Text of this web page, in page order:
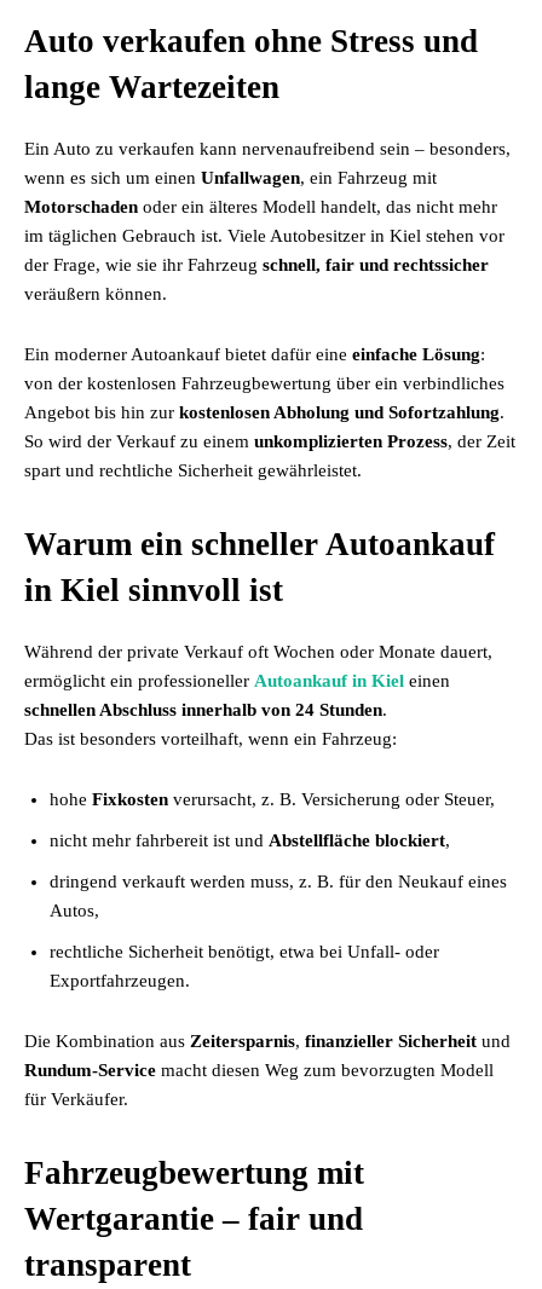
Auto verkaufen ohne Stress und
lange Wartezeiten
Ein Auto zu verkaufen kann nervenaufreibend sein – besonders,
wenn es sich um einen Unfallwagen, ein Fahrzeug mit
Motorschaden oder ein älteres Modell handelt, das nicht mehr
im täglichen Gebrauch ist. Viele Autobesitzer in Kiel stehen vor
der Frage, wie sie ihr Fahrzeug schnell, fair und rechtssicher
veräußern können.
Ein moderner Autoankauf bietet dafür eine einfache Lösung:
von der kostenlosen Fahrzeugbewertung über ein verbindliches
Angebot bis hin zur kostenlosen Abholung und Sofortzahlung.
So wird der Verkauf zu einem unkomplizierten Prozess, der Zeit
spart und rechtliche Sicherheit gewährleistet.
Warum ein schneller Autoankauf
in Kiel sinnvoll ist
Während der private Verkauf oft Wochen oder Monate dauert,
ermöglicht ein professioneller Autoankauf in Kiel einen
schnellen Abschluss innerhalb von 24 Stunden.
Das ist besonders vorteilhaft, wenn ein Fahrzeug:
hohe Fixkosten verursacht, z. B. Versicherung oder Steuer,
nicht mehr fahrbereit ist und Abstellfläche blockiert,
dringend verkauft werden muss, z. B. für den Neukauf eines
Autos,
rechtliche Sicherheit benötigt, etwa bei Unfall- oder
Exportfahrzeugen.
Die Kombination aus Zeitersparnis, finanzieller Sicherheit und
Rundum-Service macht diesen Weg zum bevorzugten Modell
für Verkäufer.
Fahrzeugbewertung mit
Wertgarantie – fair und
transparent